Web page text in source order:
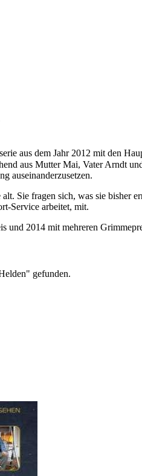
aus dem Jahr 2012 mit den
aus Mutter Mai, Vater Arndt
auseinanderzusetzen.
Sie fragen sich, was sie
Service arbeitet, mit.
und 2014 mit mehreren
gefunden.